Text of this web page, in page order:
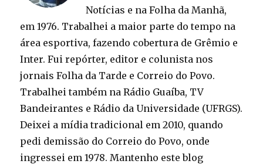
Notícias e na Folha da Manhã,
em 1976. Trabalhei a maior parte do tempo na
área esportiva, fazendo cobertura de Grêmio e
Inter. Fui repórter, editor e colunista nos
jornais Folha da Tarde e Correio do Povo.
Trabalhei também na Rádio Guaíba, TV
Bandeirantes e Rádio da Universidade (UFRGS).
Deixei a mídia tradicional em 2010, quando
pedi demissão do Correio do Povo, onde
ingressei em 1978. Mantenho este blog